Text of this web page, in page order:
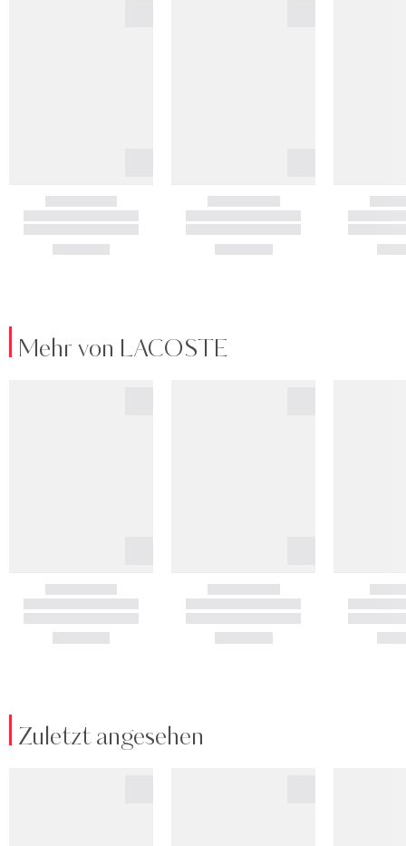
Mehr von LACOSTE
Zuletzt angesehen